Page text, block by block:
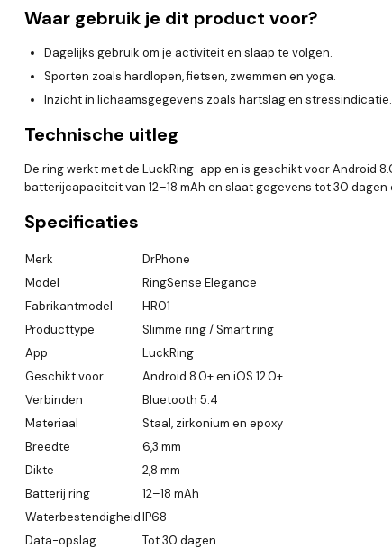
Waar gebruik je dit product voor?
Dagelijks gebruik om je activiteit en slaap te volgen.
Sporten zoals hardlopen, fietsen, zwemmen en yoga.
Inzicht in lichaamsgegevens zoals hartslag en stressindicatie.
Technische uitleg
De ring werkt met de LuckRing-app en is geschikt voor Android
batterijcapaciteit van 12–18 mAh en slaat gegevens tot 30 dagen
Specificaties
Merk
DrPhone
Model
RingSense Elegance
Fabrikantmodel
HR01
Producttype
Slimme ring / Smart ring
App
LuckRing
Geschikt voor
Android 8.0+ en iOS 12.0+
Verbinden
Bluetooth 5.4
Materiaal
Staal, zirkonium en epoxy
Breedte
6,3 mm
Dikte
2,8 mm
Batterij ring
12–18 mAh
WaterbestendigheidIP68
Data-opslag
Tot 30 dagen